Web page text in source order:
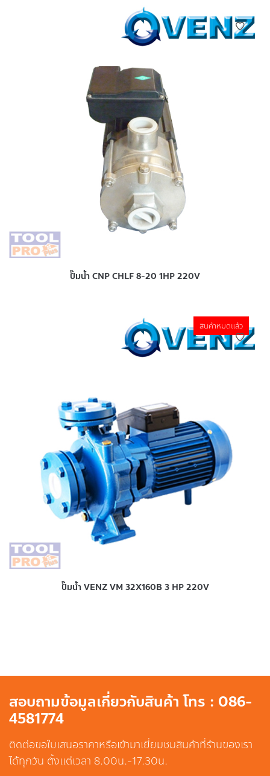
ปั๊มน้ำ CNP CHLF 8-20 1HP 220V
สินค้าหมดแล้ว
ปั๊มน้ำ VENZ VM 32X160B 3 HP 220V
สอบถามข้อมูลเกี่ยวกับสินค้า โทร : 086-
4581774
ติดต่อขอใบเสนอราคาหรือเข้ามาเยี่ยมชมสินค้าที่ร้านของเรา
ได้ทุกวัน ตั้งแต่เวลา 8.00น.-17.30น.